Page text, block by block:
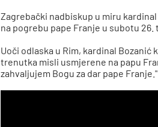
Zagrebački nadbiskup u miru
na pogrebu pape Franje u subotu
Uoči odlaska u Rim, kardinal Bozanić
trenutka misli usmjerene na papu
zahvaljujem Bogu za dar pape Franje."